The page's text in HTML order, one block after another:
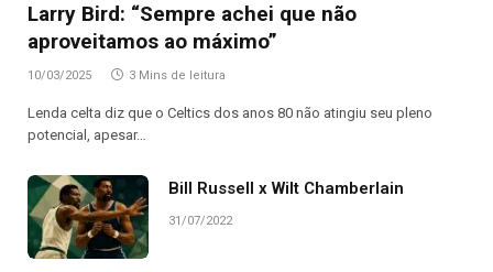
Larry Bird: “Sempre achei que não
aproveitamos ao máximo”
10/03/2025 3 Mins de leitura
Lenda celta diz que o Celtics dos anos 80 não atingiu seu pleno
potencial, apesar…
Bill Russell x Wilt Chamberlain
31/07/2022